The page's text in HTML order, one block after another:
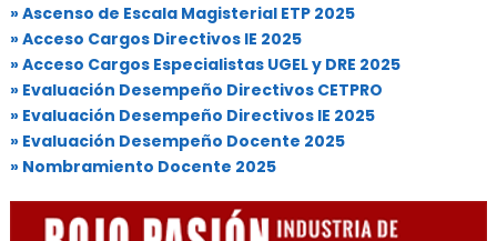
» Ascenso de Escala Magisterial ETP 2025
» Acceso Cargos Directivos IE 2025
» Acceso Cargos Especialistas UGEL y DRE 2025
» Evaluación Desempeño Directivos CETPRO
» Evaluación Desempeño Directivos IE 2025
» Evaluación Desempeño Docente 2025
» Nombramiento Docente 2025